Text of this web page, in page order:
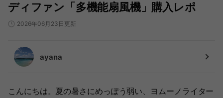
ディファン「多機能扇風機」購入レポ
2026年06月23日更新
ayana
こんにちは。夏の暑さにめっぽう弱い、ヨムーノライター